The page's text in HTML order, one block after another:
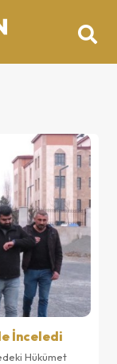
İnceledi
Hükümet